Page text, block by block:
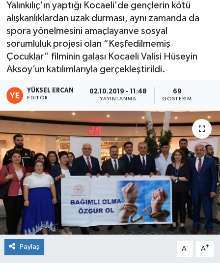
Yalınkılıç'ın yaptığı Kocaeli'de gençlerin kötü
alışkanlıklardan uzak durması, aynı zamanda da
spora yönelmesini amaçlayanve sosyal
sorumluluk projesi olan “Keşfedilmemiş
Çocuklar” filminin galası Kocaeli Valisi Hüseyin
Aksoy’un katılımlarıyla gerçekleştirildi.
YÜKSEL ERCAN
EDITÖR
02.10.2019 - 11:48
YAYINLANMA
69
GÖSTERIM
Paylaş A- A+